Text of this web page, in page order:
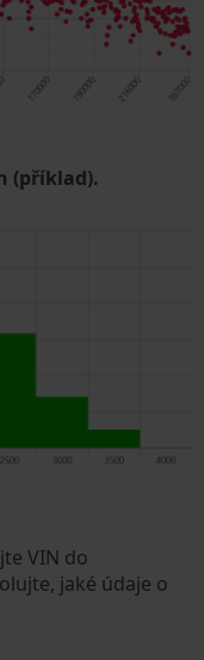
(příklad).
VIN do
jaké údaje o